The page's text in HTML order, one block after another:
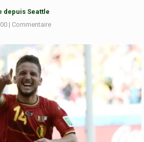
depuis Seattle
| Commentaire